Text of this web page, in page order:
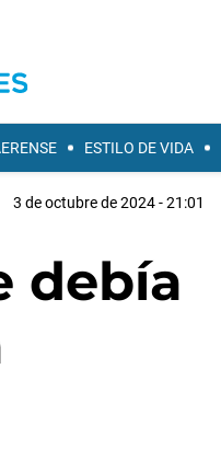
ESTILO DE VIDA
3 de octubre de 2024 - 21:01
debía